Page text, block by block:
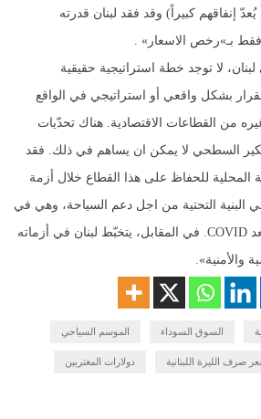
إنفاقهم كبيراً) وقد فقد لبنان قدرته
فقط بـ»رخص الاسعار» .
لا توجد خطة استراتيجية حقيقية
بشكل واقعي أو استراتيجي في الواقع
من القطاعات الاقتصادية. هناك تحدّيات
السطحي لا يمكن ان يساهم في ذلك. فقد
للحفاظ على هذا القطاع خلال أزمة
البنية التحتية من اجل دعم السياحة، وهي في
طور التحضير لمرحلة ما بعد COVID. في المقابل، يتخبّط لبنان في أزماته
والأمنية».
السوق السوداء الموسم السياحي
صرف الليرة اللبنانية دولارات المغتربين